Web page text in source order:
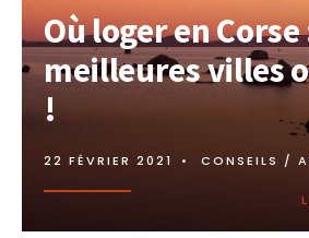
Où loger en Corse
meilleures villes
!
22 FÉVRIER 2021 • CONSEILS /